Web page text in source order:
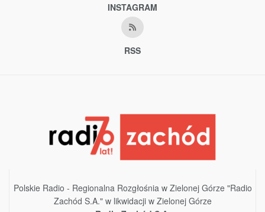
INSTAGRAM
RSS
Polskie Radio - Regionalna Rozgłośnia w Zielonej Górze "Radio
Zachód S.A." w likwidacji w Zielonej Górze